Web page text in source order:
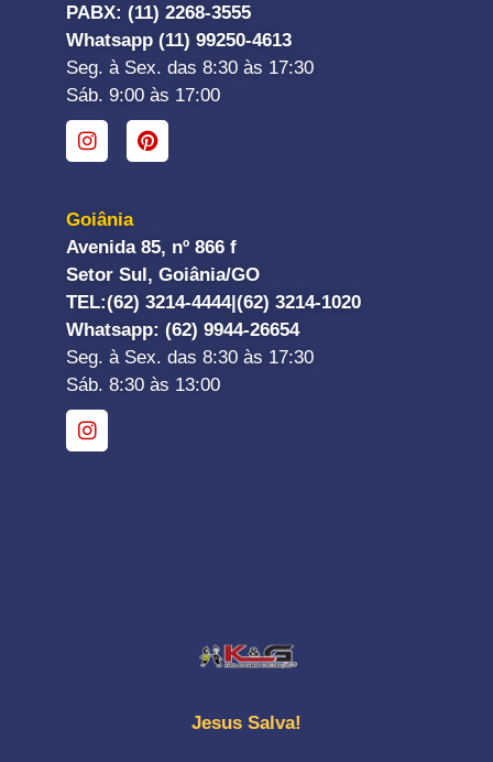
PABX: (11) 2268-3555
Whatsapp (11) 99250-4613
Seg. à Sex. das 8:30 às 17:30
Sáb. 9:00 às 17:00
Goiânia
Avenida 85, nº 866 f
Setor Sul, Goiânia/GO
TEL:(62) 3214-4444|(62) 3214-1020
Whatsapp: (62) 9944-26654
Seg. à Sex. das 8:30 às 17:30
Sáb. 8:30 às 13:00
Jesus Salva!